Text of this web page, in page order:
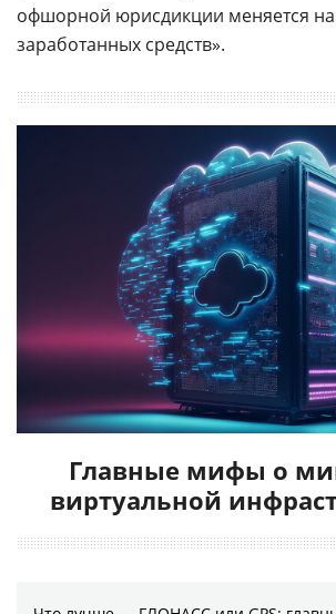
офшорной юрисдикции меняется
заработанных средств».
Главные мифы о
виртуальной